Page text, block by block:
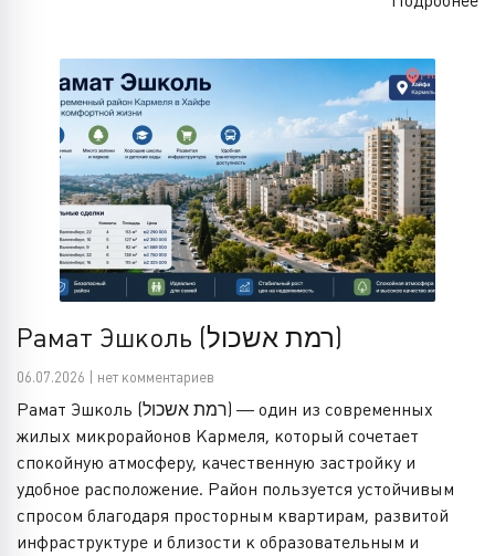
Рамат Эшколь (רמת אשכול)
06.07.2026 | нет комментариев
Рамат Эшколь (רמת אשכול) — один из современных
жилых микрорайонов Кармеля, который сочетает
спокойную атмосферу, качественную застройку и
удобное расположение. Район пользуется устойчивым
спросом благодаря просторным квартирам, развитой
инфраструктуре и близости к образовательным и